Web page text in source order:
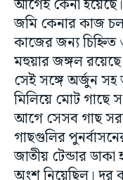
আগেই কেনা
জমি কেনার কাজ
কাজের জন্য
মহুয়ার জঙ্গল
সেই সঙ্গে অর্জুন
মিলিয়ে মোট গাছে
আগে সেসব গাছ
গাছগুলির
জাতীয় টেন্ডার